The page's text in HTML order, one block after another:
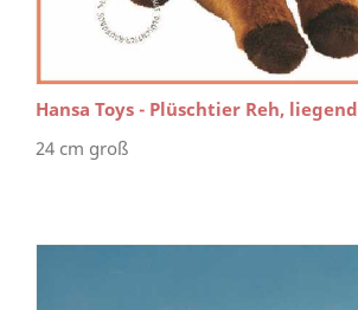
Hansa Toys - Plüschtier Reh, liegend
24 cm groß